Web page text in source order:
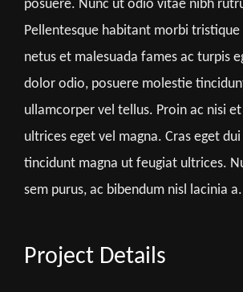
posuere. Nunc ut odio vitae nibh
Pellentesque habitant morbi tristique
netus et malesuada fames ac turpis
dolor odio, posuere molestie
ullamcorper vel tellus. Proin ac nisi
ultrices eget vel magna. Cras eget
tincidunt magna ut feugiat ultrices.
sem purus, ac bibendum nisl lacinia a.
Project Details